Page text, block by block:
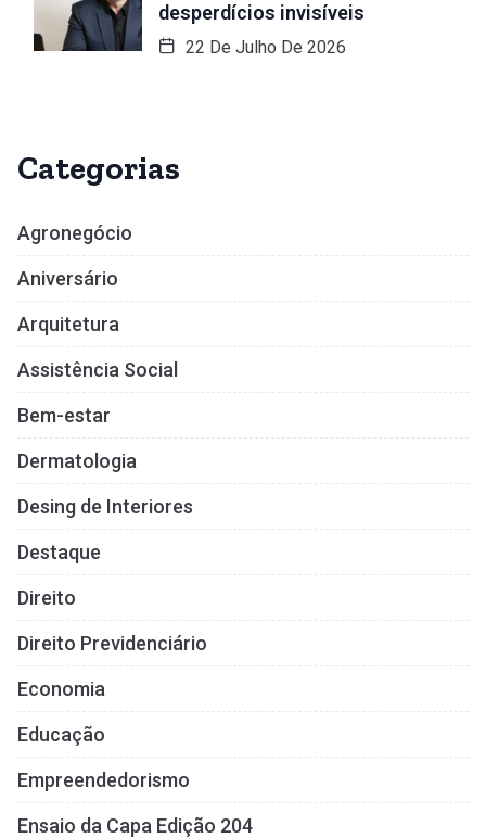
desperdícios invisíveis
22 De Julho De 2026
Categorias
Agronegócio
Aniversário
Arquitetura
Assistência Social
Bem-estar
Dermatologia
Desing de Interiores
Destaque
Direito
Direito Previdenciário
Economia
Educação
Empreendedorismo
Ensaio da Capa Edição 204